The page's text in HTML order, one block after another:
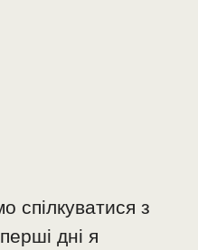
спілкуватися з
дні я